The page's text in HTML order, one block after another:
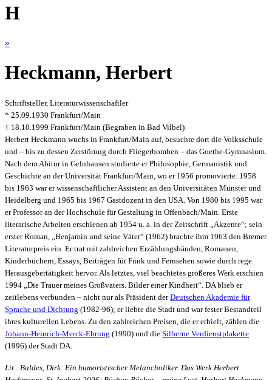
H
»
Heckmann, Herbert
Schriftsteller, Literaturwissenschaftler
* 25.09.1930 Frankfurt/Main
† 18.10.1999 Frankfurt/Main (Begraben in Bad Vilbel)
Herbert Heckmann wuchs in Frankfurt/Main auf, besuchte dort die Volksschule
und – bis zu dessen Zerstörung durch Fliegerbomben – das Goethe-Gymnasium.
Nach dem Abitur in Gelnhausen studierte er Philosophie, Germanistik und
Geschichte an der Universität Frankfurt/Main, wo er 1956 promovierte. 1958
bis 1963 war er wissenschaftlicher Assistent an den Universitäten Münster und
Heidelberg und 1965 bis 1967 Gastdozent in den USA. Von 1980 bis 1995 war
er Professor an der Hochschule für Gestaltung in Offenbach/Main. Erste
literarische Arbeiten erschienen ab 1954 u. a. in der Zeitschrift „Akzente“; sein
erster Roman, „Benjamin und seine Väter“ (1962) brachte ihm 1963 den Bremer
Literaturpreis ein. Er trat mit zahlreichen Erzählungsbänden, Romanen,
Kinderbüchern, Essays, Beiträgen für Funk und Fernsehen sowie durch rege
Herausgebertätigkeit hervor. Als letztes, viel beachtetes größeres Werk erschien
1994 „Die Trauer meines Großvaters. Bilder einer Kindheit“. DA blieb er
zeitlebens verbunden – nicht nur als Präsident derDeutschen Akademie für
Sprache und Dichtung (1982-96); er liebte die Stadt und war fester Bestandteil
ihres kulturellen Lebens. Zu den zahlreichen Preisen, die er erhielt, zählen die
Johann-Heinrich-Merck-Ehrung (1990) und die Silberne Verdienstplakette
(1996) der Stadt DA.
Lit.: Baldes, Dirk: Ein humoristischer Melancholiker. Das Werk Herbert